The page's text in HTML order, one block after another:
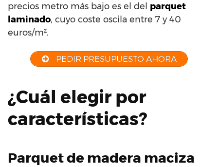
precios metro más bajo es el del parquet
laminado, cuyo coste oscila entre 7 y 40
euros/m².
PEDIR PRESUPUESTO AHORA
¿Cuál elegir por
características?
Parquet de madera maciza